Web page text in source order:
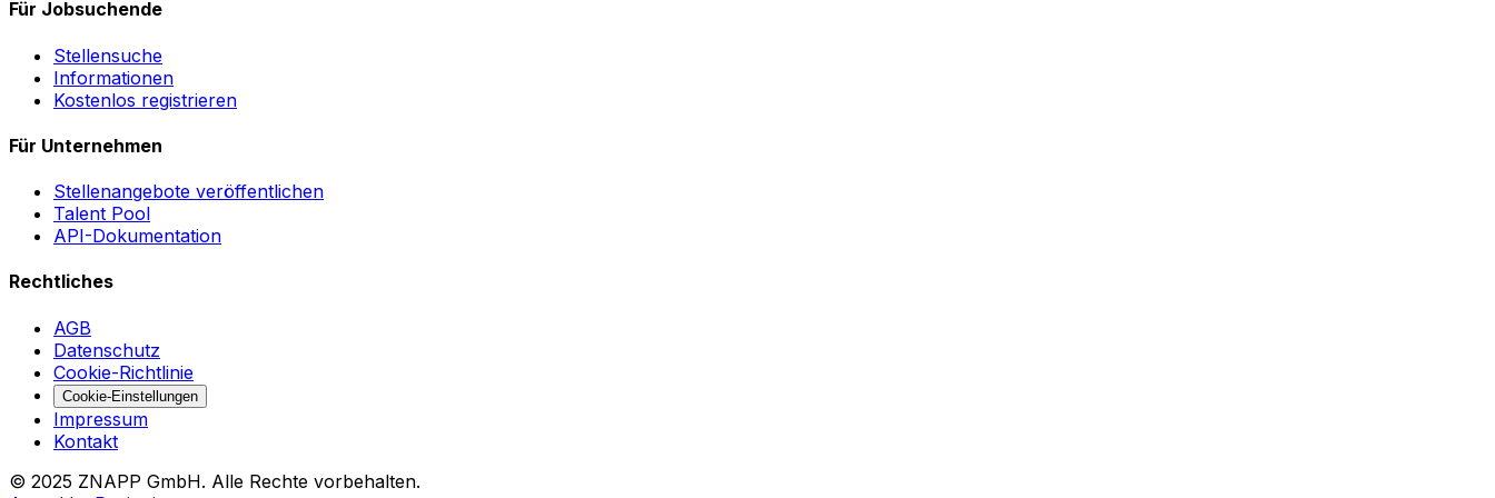
Für Jobsuchende
Stellensuche
Informationen
Kostenlos registrieren
Für Unternehmen
Stellenangebote veröffentlichen
Talent Pool
API-Dokumentation
Rechtliches
AGB
Datenschutz
Cookie-Richtlinie
Cookie-Einstellungen
Impressum
Kontakt
© 2025 ZNAPP GmbH. Alle Rechte vorbehalten.